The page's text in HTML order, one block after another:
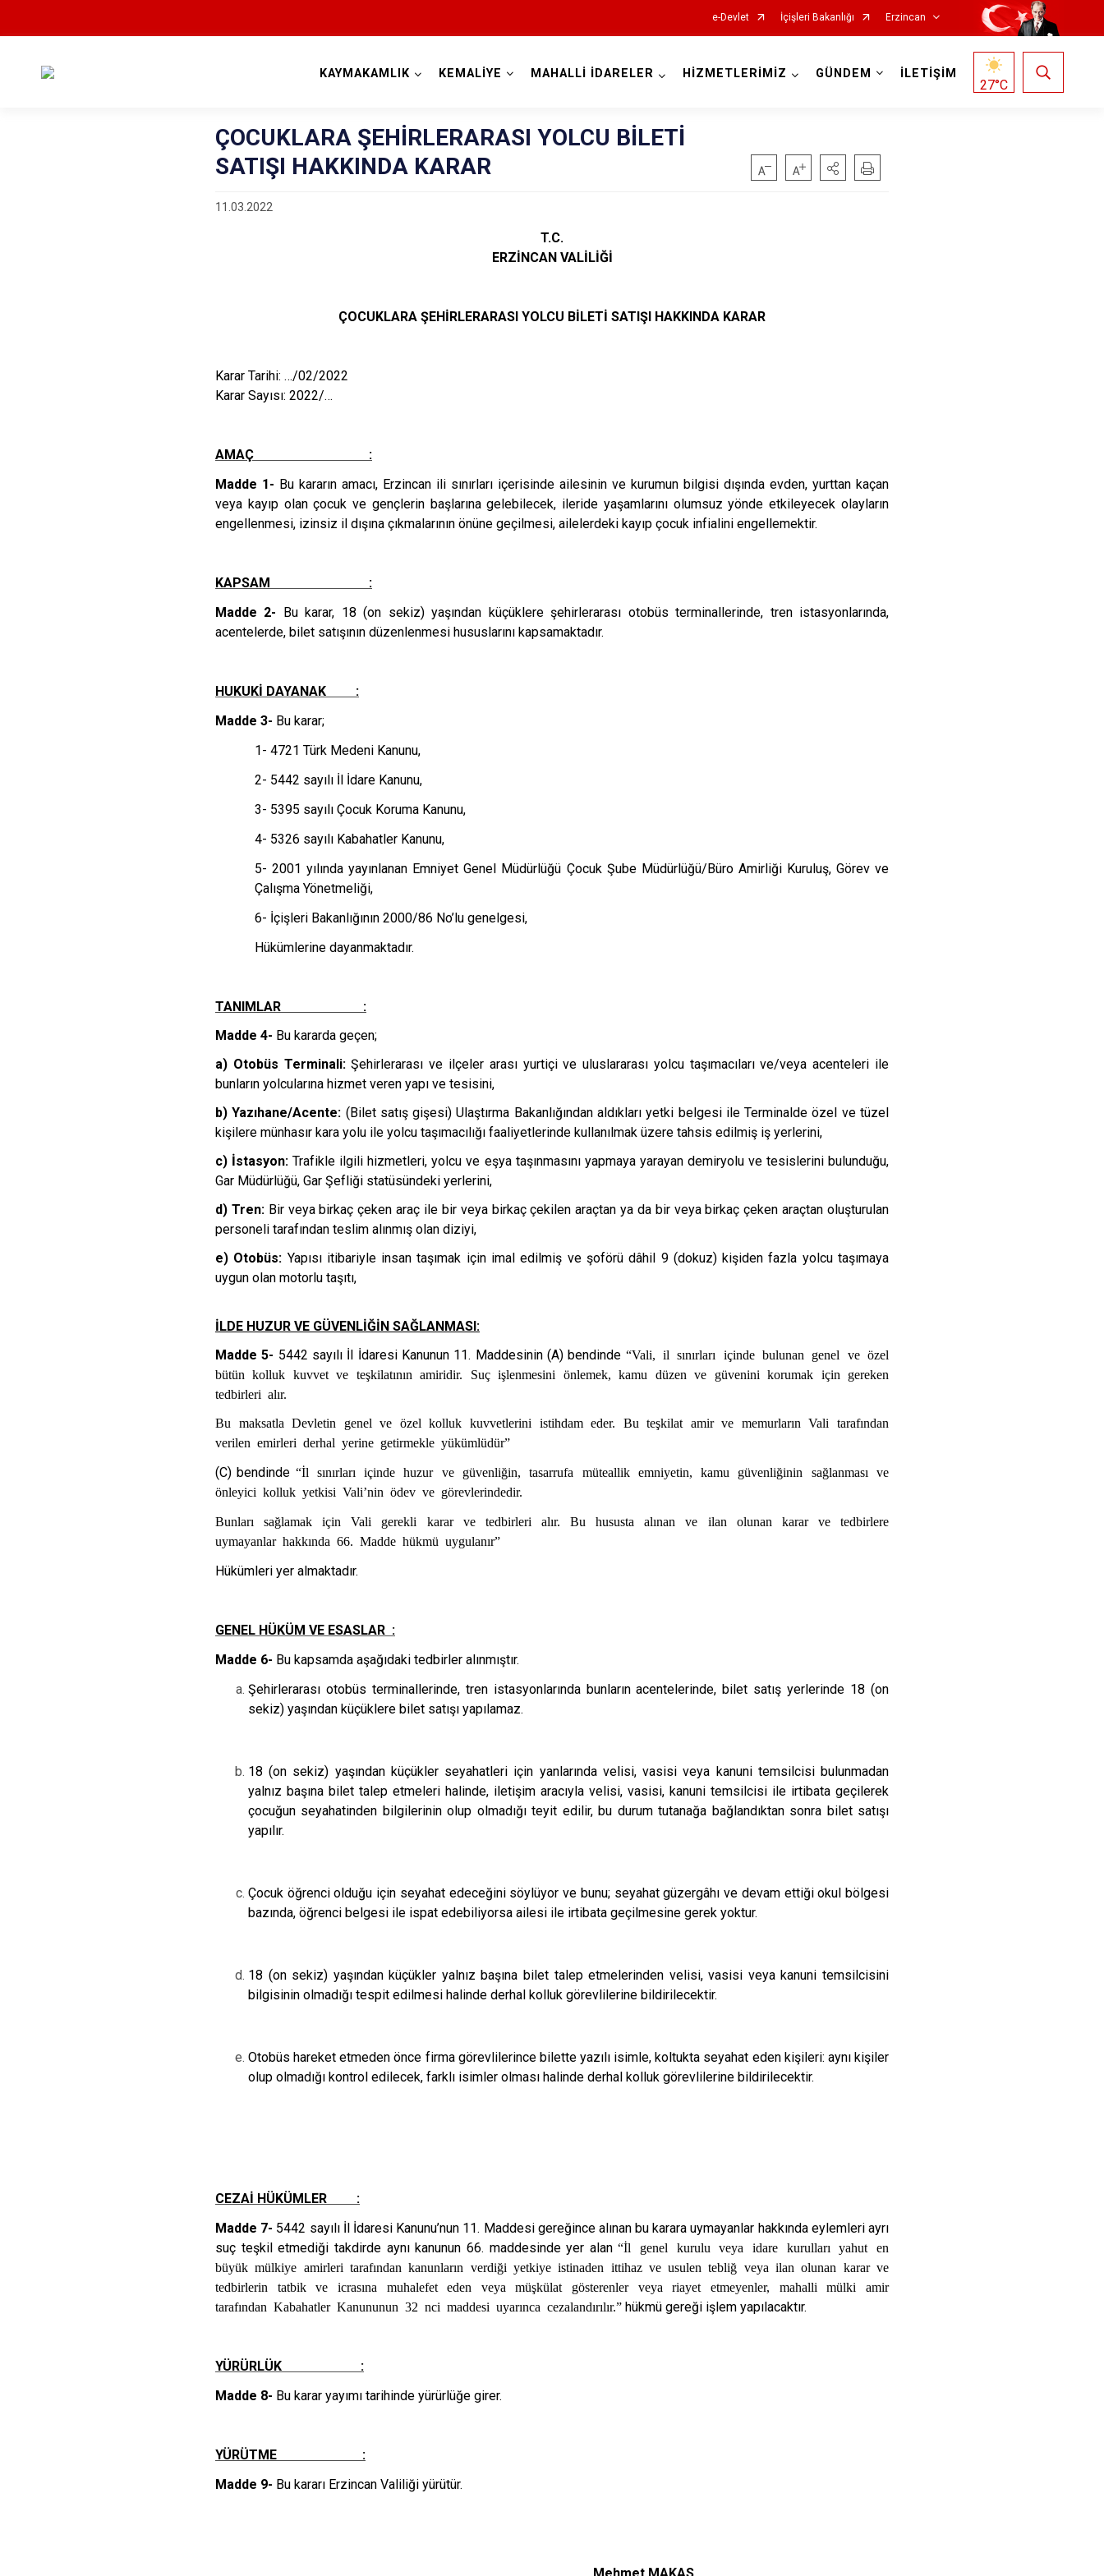
e-Devlet İçişleri Bakanlığı Erzincan
KAYMAKAMLIK KEMALİYE MAHALLİ İDARELER HİZMETLERİMİZ GÜNDEM İLETİŞİM
27°C
ÇOCUKLARA ŞEHİRLERARASI YOLCU BİLETİ
SATIŞI HAKKINDA KARAR
11.03.2022
T.C.
ERZİNCAN VALİLİĞİ
ÇOCUKLARA ŞEHİRLERARASI YOLCU BİLETİ SATIŞI HAKKINDA KARAR
Karar Tarihi: …/02/2022
Karar Sayısı: 2022/…
AMAÇ :
Madde 1- Bu kararın amacı, Erzincan ili sınırları içerisinde ailesinin ve kurumun bilgisi dışında evden, yurttan kaçan
veya kayıp olan çocuk ve gençlerin başlarına gelebilecek, ileride yaşamlarını olumsuz yönde etkileyecek olayların
engellenmesi, izinsiz il dışına çıkmalarının önüne geçilmesi, ailelerdeki kayıp çocuk infialini engellemektir.
KAPSAM :
Madde 2- Bu karar, 18 (on sekiz) yaşından küçüklere şehirlerarası otobüs terminallerinde, tren istasyonlarında,
acentelerde, bilet satışının düzenlenmesi hususlarını kapsamaktadır.
HUKUKİ DAYANAK :
Madde 3- Bu karar;
1- 4721 Türk Medeni Kanunu,
2- 5442 sayılı İl İdare Kanunu,
3- 5395 sayılı Çocuk Koruma Kanunu,
4- 5326 sayılı Kabahatler Kanunu,
5- 2001 yılında yayınlanan Emniyet Genel Müdürlüğü Çocuk Şube Müdürlüğü/Büro Amirliği Kuruluş, Görev ve
Çalışma Yönetmeliği,
6- İçişleri Bakanlığının 2000/86 No’lu genelgesi,
Hükümlerine dayanmaktadır.
TANIMLAR :
Madde 4- Bu kararda geçen;
a) Otobüs Terminali:Şehirlerarası ve ilçeler arası yurtiçi ve uluslararası yolcu taşımacıları ve/veya acenteleri ile
bunların yolcularına hizmet veren yapı ve tesisini,
b) Yazıhane/Acente: (Bilet satış gişesi) Ulaştırma Bakanlığından aldıkları yetki belgesi ile Terminalde özel ve tüzel
kişilere münhasır kara yolu ile yolcu taşımacılığı faaliyetlerinde kullanılmak üzere tahsis edilmiş iş yerlerini,
c) İstasyon:Trafikle ilgili hizmetleri, yolcu ve eşya taşınmasını yapmaya yarayan demiryolu ve tesislerini bulunduğu,
Gar Müdürlüğü, Gar Şefliği statüsündeki yerlerini,
d) Tren: Bir veya birkaç çeken araç ile bir veya birkaç çekilen araçtan ya da bir veya birkaç çeken araçtan oluşturulan
personeli tarafından teslim alınmış olan diziyi,
e) Otobüs: Yapısı itibariyle insan taşımak için imal edilmiş ve şoförü dâhil 9 (dokuz) kişiden fazla yolcu taşımaya
uygun olan motorlu taşıtı,
İLDE HUZUR VE GÜVENLİĞİN SAĞLANMASI:
Madde 5- 5442 sayılı İl İdaresi Kanunun 11. Maddesinin (A) bendinde “Vali, il sınırları içinde bulunan genel ve özel
bütün kolluk kuvvet ve teşkilatının amiridir. Suç işlenmesini önlemek, kamu düzen ve güvenini korumak için gereken
tedbirleri alır.
Bu maksatla Devletin genel ve özel kolluk kuvvetlerini istihdam eder. Bu teşkilat amir ve memurların Vali tarafından
verilen emirleri derhal yerine getirmekle yükümlüdür”
(C) bendinde “İl sınırları içinde huzur ve güvenliğin, tasarrufa müteallik emniyetin, kamu güvenliğinin sağlanması ve
önleyici kolluk yetkisi Vali’nin ödev ve görevlerindedir.
Bunları sağlamak için Vali gerekli karar ve tedbirleri alır. Bu hususta alınan ve ilan olunan karar ve tedbirlere
uymayanlar hakkında 66. Madde hükmü uygulanır”
Hükümleri yer almaktadır.
GENEL HÜKÜM VE ESASLAR :
Madde 6- Bu kapsamda aşağıdaki tedbirler alınmıştır.
Şehirlerarası otobüs terminallerinde, tren istasyonlarında bunların acentelerinde, bilet satış yerlerinde 18 (on
sekiz) yaşından küçüklere bilet satışı yapılamaz.
18 (on sekiz) yaşından küçükler seyahatleri için yanlarında velisi, vasisi veya kanuni temsilcisi bulunmadan
yalnız başına bilet talep etmeleri halinde, iletişim aracıyla velisi, vasisi, kanuni temsilcisi ile irtibata geçilerek
çocuğun seyahatinden bilgilerinin olup olmadığı teyit edilir, bu durum tutanağa bağlandıktan sonra bilet satışı
yapılır.
Çocuk öğrenci olduğu için seyahat edeceğini söylüyor ve bunu; seyahat güzergâhı ve devam ettiği okul bölgesi
bazında, öğrenci belgesi ile ispat edebiliyorsa ailesi ile irtibata geçilmesine gerek yoktur.
18 (on sekiz) yaşından küçükler yalnız başına bilet talep etmelerinden velisi, vasisi veya kanuni temsilcisini
bilgisinin olmadığı tespit edilmesi halinde derhal kolluk görevlilerine bildirilecektir.
Otobüs hareket etmeden önce firma görevlilerince bilette yazılı isimle, koltukta seyahat eden kişileri: aynı kişiler
olup olmadığı kontrol edilecek, farklı isimler olması halinde derhal kolluk görevlilerine bildirilecektir.
CEZAİ HÜKÜMLER :
Madde 7- 5442 sayılı İl İdaresi Kanunu’nun 11. Maddesi gereğince alınan bu karara uymayanlar hakkında eylemleri ayrı
suç teşkil etmediği takdirde aynı kanunun 66. maddesinde yer alan“İl genel kurulu veya idare kurulları yahut en
büyük mülkiye amirleri tarafından kanunların verdiği yetkiye istinaden ittihaz ve usulen tebliğ veya ilan olunan karar ve
tedbirlerin tatbik ve icrasına muhalefet eden veya müşkülat gösterenler veya riayet etmeyenler, mahalli mülki amir
tarafından Kabahatler Kanununun 32 nci maddesi uyarınca cezalandırılır.” hükmü gereği işlem yapılacaktır.
YÜRÜRLÜK :
Madde 8- Bu karar yayımı tarihinde yürürlüğe girer.
YÜRÜTME :
Madde 9- Bu kararı Erzincan Valiliği yürütür.